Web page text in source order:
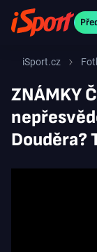
iSport.cz
ZNÁMKY
Douděra?